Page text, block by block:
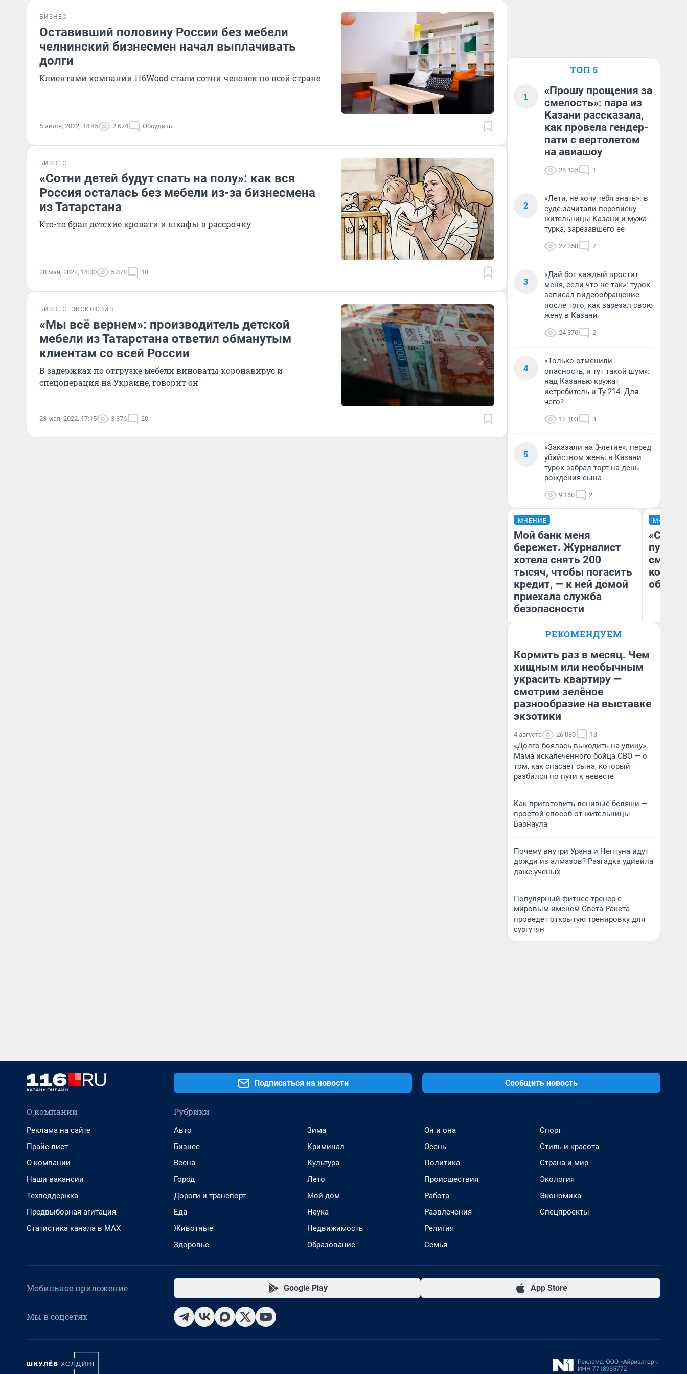
БИЗНЕС
Оставивший половину России без мебели
челнинский бизнесмен начал выплачивать
долги
Клиентами компании 116Wood стали сотни человек по всей стране
5 июля, 2022, 14:45 2 674 Обсудить
БИЗНЕС
«Сотни детей будут спать на полу»: как вся
Россия осталась без мебели из-за бизнесмена
из Татарстана
Кто-то брал детские кровати и шкафы в рассрочку
28 мая, 2022, 14:00 5 078 18
БИЗНЕС ЭКСКЛЮЗИВ
«Мы всё вернем»: производитель детской
мебели из Татарстана ответил обманутым
клиентам со всей России
В задержках по отгрузке мебели виноваты коронавирус и
спецоперация на Украине, говорит он
23 мая, 2022, 17:15 3 876 20
ТОП 5
1
«Прошу прощения за
смелость»: пара из
Казани рассказала,
как провела гендер-
пати с вертолетом
на авиашоу
28 135 1
2
«Лети, не хочу тебя знать»: в
суде зачитали переписку
жительницы Казани и мужа-
турка, зарезавшего ее
27 358 7
3
«Дай бог каждый простит
меня, если что не так»: турок
записал видеообращение
после того, как зарезал свою
жену в Казани
24 376 2
4
«Только отменили
опасность, и тут такой шум»:
над Казанью кружат
истребитель и Ту-214. Для
чего?
12 103 3
5
«Заказали на 3-летие»: перед
убийством жены в Казани
турок забрал торт на день
рождения сына
9 160 2
МНЕНИЕ
Мой банк меня
бережет. Журналист
хотела снять 200
тысяч, чтобы погасить
кредит, — к ней домой
приехала служба
безопасности
Ксения Владимирская
МНЕНИЕ
РЕКОМЕНДУЕМ
Кормить раз в месяц. Чем
хищным или необычным
украсить квартиру —
смотрим зелёное
разнообразие на выставке
экзотики
4 августа 26 080 13
«Долго боялась выходить на улицу».
Мама искалеченного бойца СВО — о
том, как спасает сына, который
разбился по пути к невесте
Как приготовить ленивые беляши —
простой способ от жительницы
Барнаула
Почему внутри Урана и Нептуна идут
дожди из алмазов? Разгадка удивила
даже ученых
Популярный фитнес-тренер с
мировым именем Света Ракета
проведет открытую тренировку для
сургутян
Подписаться на новости Сообщить новость
О компании
Реклама на сайте
Прайс-лист
О компании
Наши вакансии
Техподдержка
Предвыборная агитация
Статистика канала в MAX
Рубрики
Авто
Бизнес
Весна
Город
Дороги и транспорт
Еда
Животные
Здоровье
Зима
Криминал
Культура
Лето
Мой дом
Наука
Недвижимость
Образование
Он и она
Осень
Политика
Происшествия
Работа
Развлечения
Религия
Семья
Спорт
Стиль и красота
Страна и мир
Экология
Экономика
Спецпроекты
Мобильное приложение Google Play App Store
Мы в соцсетях